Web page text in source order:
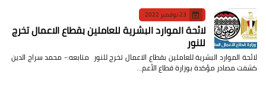
23 نوفمبر 2022
لائحة الموارد البشرية للعاملين بقطاع الاعمال تخرج
للنور
لائحة الموارد البشرية للعاملين بقطاع الاعمال تخرج للنور متابعه:- محمد سراج الدين
كشفت مصادر مؤكدة بوزارة قطاع الأعم…